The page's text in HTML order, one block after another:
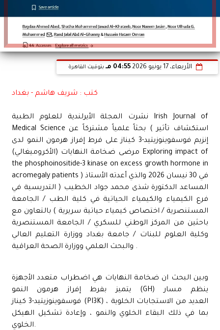
الأربعاء، 17 يونيو 2026 04:55 مـ بتوقيت القاهرة
كتب : شريف هاشم - بغداد
نشرت المجلة الأيرلندية للعلوم الطبية Irish Journal of
Medical Science بحثاً علمياً مشتركاً عن ( استكشاف تأثير
إنزيم فوسفوينوزيتيد-3 كيناز على فرط إفراز هرمون النمو لدى
مرضى ضخامة النهايات (الأكروميغالي) Exploring impact of
the phosphoinositide-3 kinase on excess growth hormone in
acromegaly patients ) في 30 نيسان 2026 والذي أعدته الأستاذ
المساعد الدكتورة شذى محمد جواد الخطيب ( التدريسية في
فرع الكيمياء والكيمياء الحياتية في كلية الطب / الجامعة
المستنصرية / اختصاص كيمياء حياتية سريرية ) بالتعاون مع
باحثين من المركز الوطني للسكري / الجامعة المستنصرية
وكلية العلوم للبنات / جامعة بغداد ووزارة التعليم العالي
والبحث العلمي ووزارة الصحة العراقية .
وبين البحث ان ضخامة النهايات هي اضطراب متعدد الأجهزة
يتميز بفرط إفراز هرمون النمو (GH) ينظم مسار
فوسفوينوزيتيد-3 كيناز (PI3K) العديد من الاستجابات الخلوية ،
بما في ذلك البقاء الخلوي والنمو ، وإعادة تشكيل الهيكل
الخلوي.